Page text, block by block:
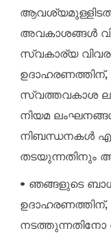
അവകാശങ്ങൾ
സ്വകാര്യ
ഉദാഹരണത്തിന്,
സ്വത്തവകാശ
നിയമ
നിബന്ധനകൾ
തടയുന്നതിനും
• ഞങ്ങളുടെ
നടത്തുന്നതിനോ